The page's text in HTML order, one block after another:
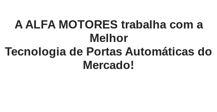
A ALFA MOTORES trabalha com a
Melhor
Tecnologia de Portas Automáticas do
Mercado!